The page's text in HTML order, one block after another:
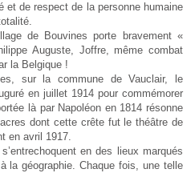
et de respect de la personne humaine
de Bouvines porte bravement «
Auguste, Joffre, même combat
la Belgique !
sur la commune de Vauclair, le
en juillet 1914 pour commémorer
là par Napoléon en 1814 résonne
dont cette crête fut le théâtre de
en avril 1917.
en des lieux marqués
la géographie. Chaque fois, une telle